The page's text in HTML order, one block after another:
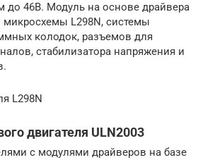
до 46В. Модуль на основе драйвера
микросхемы L298N, системы
колодок, разъемов для
стабилизатора напряжения и
L298N
двигателя ULN2003
с модулями драйверов на базе